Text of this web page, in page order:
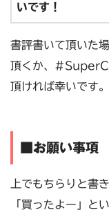
いです！
書評書いて頂い
頂くか、
頂ければ幸いです。
■お願い事項
上でもちらりと書
「買ったよー」